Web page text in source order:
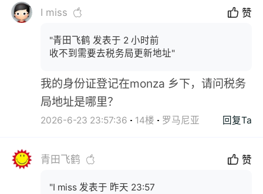
I miss 赞
"青田飞鹤 发表于 2 小时前
收不到需要去税务局更新地址"
我的身份证登记在monza 乡下，请问税务
局地址是哪里？
2026-6-23 23:57:36 14楼 罗马尼亚 回复Ta
青田飞鹤 赞
"I miss 发表于 昨天 23:57